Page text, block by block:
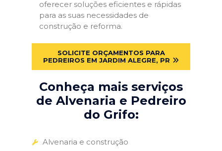
oferecer soluções eficientes e rápidas
para as suas necessidades de
construção e reforma.
SOLICITE ORÇAMENTOS PARA
PEDREIROS EM JARDIM ALEGRE, PR
Conheça mais serviços
de Alvenaria e Pedreiro
do Grifo:
Alvenaria e construção